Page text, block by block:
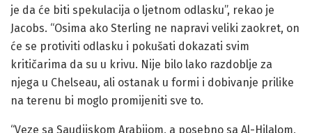
je da će biti spekulacija o ljetnom odlasku”, rekao je
Jacobs. “Osima ako Sterling ne napravi veliki zaokret, on
će se protiviti odlasku i pokušati dokazati svim
kritičarima da su u krivu. Nije bilo lako razdoblje za
njega u Chelseau, ali ostanak u formi i dobivanje prilike
na terenu bi moglo promijeniti sve to.
“Veze sa Saudijskom Arabijom, a posebno sa Al-Hilalom,